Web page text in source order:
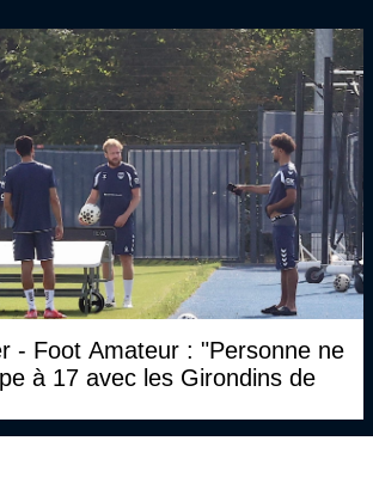
- Foot Amateur : "Personne ne
à 17 avec les Girondins de